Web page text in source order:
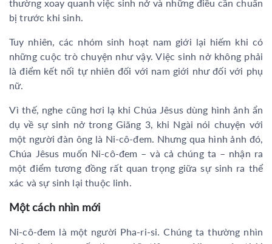
thường xoay quanh việc sinh nở và những điều cần chuẩn
bị trước khi sinh.
Tuy nhiên, các nhóm sinh hoạt nam giới lại hiếm khi có
những cuộc trò chuyện như vậy. Việc sinh nở không phải
là điểm kết nối tự nhiên đối với nam giới như đối với phụ
nữ.
Vì thế, nghe cũng hơi lạ khi Chúa Jêsus dùng hình ảnh ẩn
dụ về sự sinh nở trong Giăng 3, khi Ngài nói chuyện với
một người đàn ông là Ni-cô-đem. Nhưng qua hình ảnh đó,
Chúa Jêsus muốn Ni-cô-đem – và cả chúng ta – nhận ra
một điểm tương đồng rất quan trọng giữa sự sinh ra thể
xác và sự sinh lại thuộc linh.
Một cách nhìn mới
Ni-cô-đem là một người Pha-ri-si. Chúng ta thường nhìn